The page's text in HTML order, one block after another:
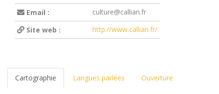
Email :
culture@callian.fr
Site web :
http://www.callian.fr/
Cartographie Langues parlées Ouverture